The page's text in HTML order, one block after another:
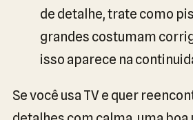
de detalhe, trate como
grandes costumam
isso aparece na
Se você usa TV e quer